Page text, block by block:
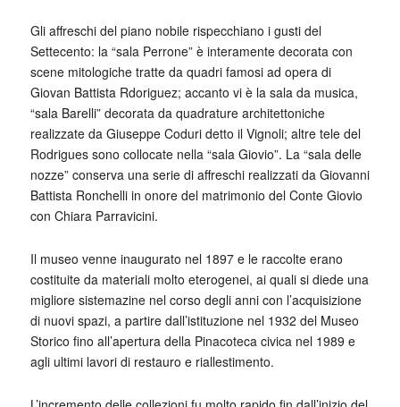
Gli affreschi del piano nobile rispecchiano i gusti del
Settecento: la “sala Perrone” è interamente decorata con
scene mitologiche tratte da quadri famosi ad opera di
Giovan Battista Rdoriguez; accanto vi è la sala da musica,
“sala Barelli” decorata da quadrature architettoniche
realizzate da Giuseppe Coduri detto il Vignoli; altre tele del
Rodrigues sono collocate nella “sala Giovio”. La “sala delle
nozze” conserva una serie di affreschi realizzati da Giovanni
Battista Ronchelli in onore del matrimonio del Conte Giovio
con Chiara Parravicini.
Il museo venne inaugurato nel 1897 e le raccolte erano
costituite da materiali molto eterogenei, ai quali si diede una
migliore sistemazine nel corso degli anni con l’acquisizione
di nuovi spazi, a partire dall’istituzione nel 1932 del Museo
Storico fino all’apertura della Pinacoteca civica nel 1989 e
agli ultimi lavori di restauro e riallestimento.